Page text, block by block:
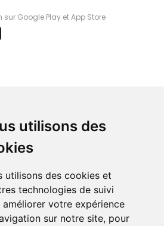
utilisons des
utilisons des cookies et
technologies de suivi
améliorer votre expérience
sur notre site, pour
Google Play et App Store
chercher votre commande à Amiens
(Fachon) ou recevez-là rapidement
réseaux sociaux